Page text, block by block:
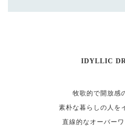
IDYLLIC
牧歌的で開放感
素朴な暮らしの人を
直線的なオーバーワ